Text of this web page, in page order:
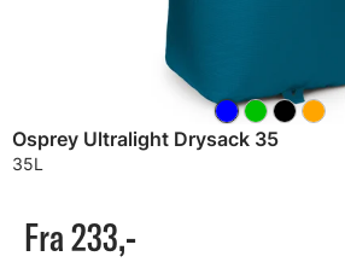
Osprey Ultralight Drysack 35
35L
Fra 233,-